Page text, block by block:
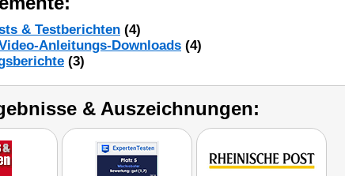
& Testberichten (4)
Anleitungs-Downloads (4)
(3)
& Auszeichnungen: